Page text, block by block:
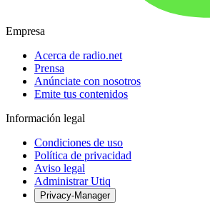
Empresa
Acerca de radio.net
Prensa
Anúnciate con nosotros
Emite tus contenidos
Información legal
Condiciones de uso
Política de privacidad
Aviso legal
Administrar Utiq
Privacy-Manager